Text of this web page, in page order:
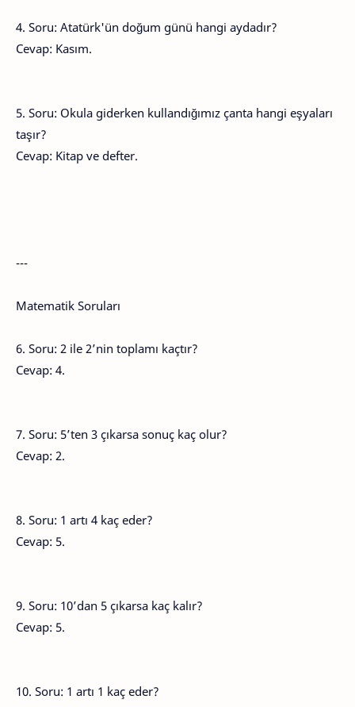
4. Soru: Atatürk'ün doğum günü hangi aydadır?
Cevap: Kasım.
5. Soru: Okula giderken kullandığımız çanta hangi eşyaları
taşır?
Cevap: Kitap ve defter.
---
Matematik Soruları
6. Soru: 2 ile 2’nin toplamı kaçtır?
Cevap: 4.
7. Soru: 5’ten 3 çıkarsa sonuç kaç olur?
Cevap: 2.
8. Soru: 1 artı 4 kaç eder?
Cevap: 5.
9. Soru: 10’dan 5 çıkarsa kaç kalır?
Cevap: 5.
10. Soru: 1 artı 1 kaç eder?